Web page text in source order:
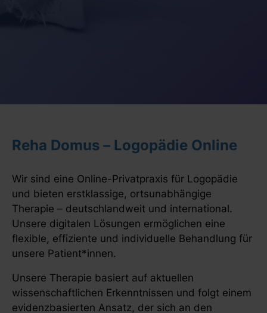
Reha Domus – Logopädie Online
Wir sind eine Online-Privatpraxis für Logopädie
und bieten erstklassige, ortsunabhängige
Therapie – deutschlandweit und international.
Unsere digitalen Lösungen ermöglichen eine
flexible, effiziente und individuelle Behandlung für
unsere Patient*innen.
Unsere Therapie basiert auf aktuellen
wissenschaftlichen Erkenntnissen und folgt einem
evidenzbasierten Ansatz, der sich an den